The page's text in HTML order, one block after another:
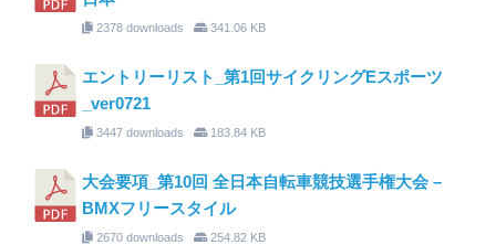
2378 downloads 341.06 KB
エントリーリスト_第1回サイクリングEスポーツ
_ver0721
3447 downloads 183.84 KB
大会要項_第10回 全日本自転車競技選手権大会 –
BMXフリースタイル
2670 downloads 254.82 KB